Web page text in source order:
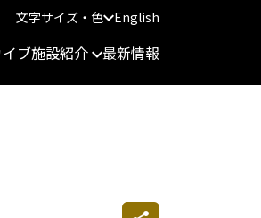
文字サイズ・色 English
ブ施設紹介 最新情報